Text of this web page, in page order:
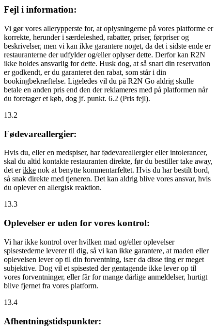
Fejl i information:
Vi gør vores allerypperste for, at oplysningerne på vores platforme er
korrekte, herunder i særdeleshed, rabatter, priser, førpriser og
beskrivelser, men vi kan ikke garantere noget, da det i sidste ende er
restauranterne der udfylder og/eller oplyser dette. Derfor kan R2N
ikke holdes ansvarlig for dette. Husk dog, at så snart din reservation
er godkendt, er du garanteret den rabat, som står i din
bookingbekræftelse. Ligeledes vil du på R2N Go aldrig skulle
betale en anden pris end den der reklameres med på platformen når
du foretager et køb, dog jf. punkt. 6.2 (Pris fejl).
13.2
Fødevareallergier:
Hvis du, eller en medspiser, har fødevareallergier eller intolerancer,
skal du altid kontakte restauranten direkte, før du bestiller take away,
det erikke nok at benytte kommentarfeltet. Hvis du har bestilt bord,
så snak direkte med tjeneren. Det kan aldrig blive vores ansvar, hvis
du oplever en allergisk reaktion.
13.3
Oplevelser er uden for vores kontrol:
Vi har ikke kontrol over hvilken mad og/eller oplevelser
spisestederne leverer til dig, så vi kan ikke garantere, at maden eller
oplevelsen lever op til din forventning, især da disse ting er meget
subjektive. Dog vil et spisested der gentagende ikke lever op til
vores forventninger, eller får for mange dårlige anmeldelser, hurtigt
blive fjernet fra vores platform.
13.4
Afhentningstidspunkter: